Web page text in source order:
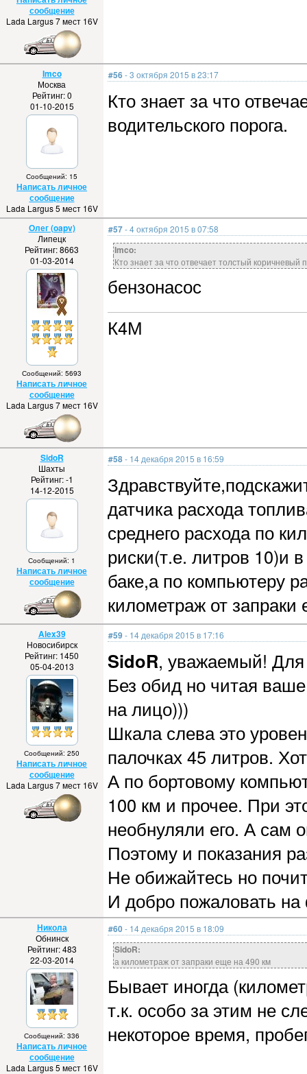
сообщение
Lada Largus 7 мест 16V
Imco
Москва
Рейтинг: 0
01-10-2015
Сообщений: 15
Написать личное
сообщение
Lada Largus 5 мест 16V
#56- 3 октября 2015 в 23:17
Кто знает за что
водительского порога.
Олег (oapv)
Липецк
Рейтинг: 8663
01-03-2014
Сообщений: 5693
Написать личное
сообщение
Lada Largus 7 мест 16V
#57- 4 октября 2015 в 07:58
Imco:
Кто знает за что отвечает толстый коричневый
бензонасос
К4М
SidoR
Шахты
Рейтинг: -1
14-12-2015
Сообщений: 1
Написать личное
сообщение
#58- 14 декабря 2015 в 16:59
датчика расхода
среднего расхода по
риски(т.е. литров 10)и
баке,а по компьютеру
километраж от
Alex39
Новосибирск
Рейтинг: 1450
05-04-2013
Сообщений: 250
Написать личное
сообщение
Lada Largus 7 мест 16V
#59- 14 декабря 2015 в 17:16
SidoR, уважаемый! Для
Без обид но читая
на лицо)))
Шкала слева это
палочках 45 литров.
А по бортовому
100 км и прочее. При
необнуляли его. А сам
Поэтому и показания
Не обижайтесь но
И добро пожаловать
Никола
Обнинск
Рейтинг: 483
22-03-2014
Сообщений: 336
Написать личное
сообщение
Lada Largus 5 мест 16V
#60- 14 декабря 2015 в 18:09
SidoR:
а километраж от запраки еще на 490 км
Бывает иногда
т.к. особо за этим не
некоторое время,